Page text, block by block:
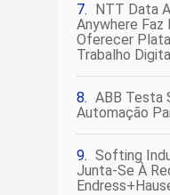
NTT Data
Anywhere Faz
Oferecer
Trabalho
ABB Testa
Automação
Softing
Junta-Se À